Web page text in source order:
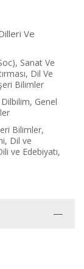
Ve
Sanat Ve
Dil Ve
Bilimler
Genel
Bilimler,
Dil ve
ve Edebiyatı,